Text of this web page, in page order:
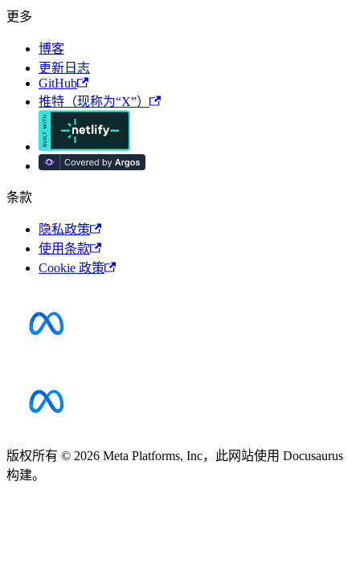
更多
博客
更新日志
GitHub
推特（现称为“X”）
条款
隐私政策
使用条款
Cookie 政策
版权所有 © 2026 Meta Platforms, Inc，此网站使用 Docusaurus
构建。